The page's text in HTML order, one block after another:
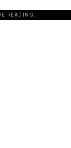
READING.